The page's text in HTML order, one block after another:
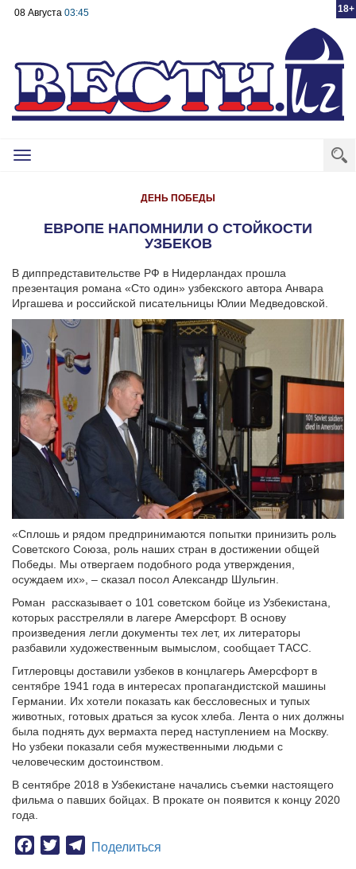
18+
08 Августа 03:45
Toggle
ДЕНЬ ПОБЕДЫ
ЕВРОПЕ НАПОМНИЛИ О СТОЙКОСТИ
УЗБЕКОВ
В диппредставительстве РФ в Нидерландах прошла
презентация романа «Сто один» узбекского автора Анвара
Иргашева и российской писательницы Юлии Медведовской.
«Сплошь и рядом предпринимаются попытки принизить роль
Советского Союза, роль наших стран в достижении общей
Победы. Мы отвергаем подобного рода утверждения,
осуждаем их», – сказал посол Александр Шульгин.
Роман рассказывает о 101 советском бойце из Узбекистана,
которых расстреляли в лагере Амерсфорт. В основу
произведения легли документы тех лет, их литераторы
разбавили художественным вымыслом, сообщает ТАСС.
Гитлеровцы доставили узбеков в концлагерь Амерсфорт в
сентябре 1941 года в интересах пропагандистской машины
Германии. Их хотели показать как бессловесных и тупых
животных, готовых драться за кусок хлеба. Лента о них должны
была поднять дух вермахта перед наступлением на Москву.
Но узбеки показали себя мужественными людьми с
человеческим достоинством.
В сентябре 2018 в Узбекистане начались съемки настоящего
фильма о павших бойцах. В прокате он появится к концу 2020
года.
Facebook
TwitterTelegram
Поделиться